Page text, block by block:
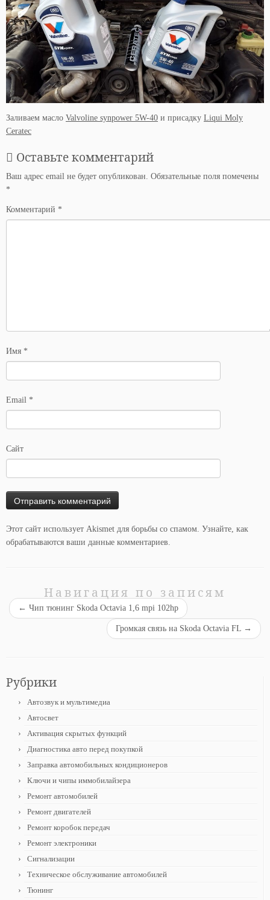
Заливаем масло Valvoline synpower 5W-40 и присадку Liqui Moly
Ceratec
Оставьте комментарий
Ваш адрес email не будет опубликован. Обязательные поля помечены
*
Комментарий *
Имя *
Email *
Сайт
Этот сайт использует Akismet для борьбы со спамом. Узнайте, как
обрабатываются ваши данные комментариев
Навигация по записям
← Чип тюнинг Skoda Octavia 1,6 mpi 102hp
Громкая связь на Skoda Octavia FL →
Рубрики
Автозвук и мультимедиа
Автосвет
Активация скрытых функций
Диагностика авто перед покупкой
Заправка автомобильных кондиционеров
Ключи и чипы иммобилайзера
Ремонт автомобилей
Ремонт двигателей
Ремонт коробок передач
Ремонт электроники
Сигнализации
Техническое обслуживание автомобилей
Тюнинг